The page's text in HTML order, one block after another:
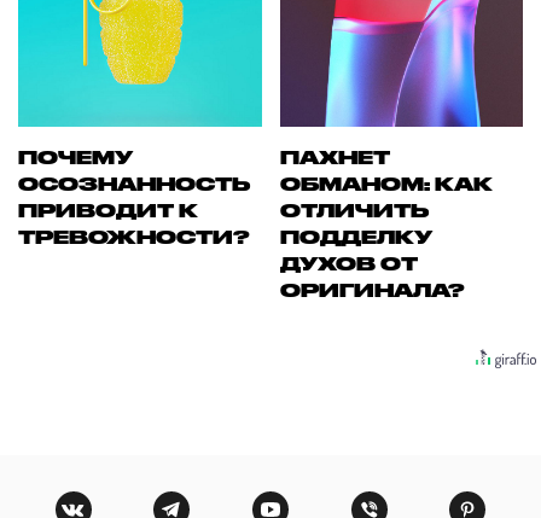
ПОЧЕМУ
ОСОЗНАННОСТЬ
ПРИВОДИТ К
ТРЕВОЖНОСТИ?
ПАХНЕТ
ОБМАНОМ: КАК
ОТЛИЧИТЬ
ПОДДЕЛКУ
ДУХОВ ОТ
ОРИГИНАЛА?